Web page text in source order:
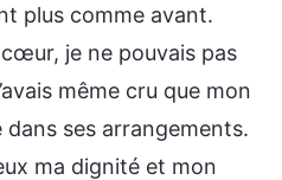
plus comme avant.
je ne pouvais pas
même cru que mon
ses arrangements.
ma dignité et mon